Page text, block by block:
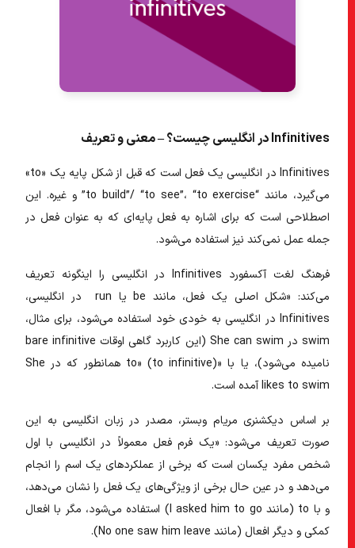
Infinitives در انگلیسی چیست؟ – معنی و تعریف
Infinitives در انگلیسی
یک فعل است که قبل از شکل پایه یک «to»
می‌گیرد، مانند “to build”/ “to see”، “to exercise” و غیره. این
اصطلاحی است که برای اشاره به فعل پایه‌ای که به عنوان فعل در
جمله عمل نمی‌کند نیز استفاده می‌شود.
فرهنگ لغت آکسفورد Infinitives در انگلیسی
را اینگونه تعریف
می‌کند: «شکل اصلی یک فعل، مانند be یا run در انگلیسی،
Infinitives در انگلیسی
به خودی خود استفاده می‌شود، برای مثال،
swim در She can swim (این کاربرد گاهی اوقات bare infinitive
نامیده می‌شود)، یا با «to» (to infinitive) همانطور که در She
likes to swim آمده است.
بر اساس دیکشنری مریام وبستر،مصدر در زبان انگلیسیبه این
صورت تعریف می‌شود: «یک فرم فعل معمولاً در انگلیسی با اول
شخص مفرد یکسان است که برخی از عملکردهای یک اسم را انجام
می‌دهد و در عین حال برخی از ویژگی‌های یک فعل را نشان می‌دهد،
و با to (مانند I asked him to go) استفاده می‌شود، مگر با افعال
کمکی و دیگر افعال (مانند No one saw him leave).